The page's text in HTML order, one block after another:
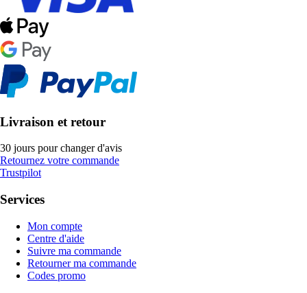
Livraison et retour
30 jours pour changer d'avis
Retournez votre commande
Trustpilot
Services
Mon compte
Centre d'aide
Suivre ma commande
Retourner ma commande
Codes promo